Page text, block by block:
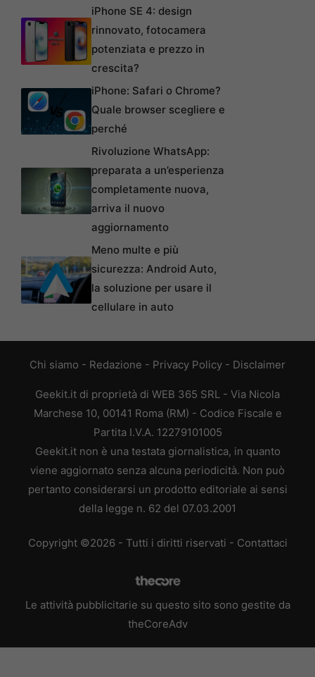
iPhone SE 4: design
rinnovato, fotocamera
potenziata e prezzo in
crescita?
iPhone: Safari o Chrome?
Quale browser scegliere e
perché
Rivoluzione WhatsApp:
preparata a un’esperienza
completamente nuova,
arriva il nuovo
aggiornamento
Meno multe e più
sicurezza: Android Auto,
la soluzione per usare il
cellulare in auto
Chi siamo - Redazione - Privacy Policy - Disclaimer
Geekit.it di proprietà di WEB 365 SRL - Via Nicola
Marchese 10, 00141 Roma (RM) - Codice Fiscale e
Partita I.V.A. 12279101005
Geekit.it non è una testata giornalistica, in quanto
viene aggiornato senza alcuna periodicità. Non può
pertanto considerarsi un prodotto editoriale ai sensi
della legge n. 62 del 07.03.2001
Copyright ©2026 - Tutti i diritti riservati - Contattaci
Le attività pubblicitarie su questo sito sono gestite da
theCoreAdv